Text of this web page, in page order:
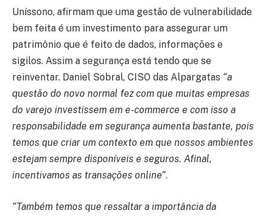
Uníssono, afirmam que uma gestão de vulnerabilidade
bem feita é um investimento para assegurar um
patrimônio que é feito de dados, informações e
sigilos. Assim a segurança está tendo que se
reinventar. Daniel Sobral, CISO das Alpargatas “a
questão do novo normal fez com que muitas empresas
do varejo investissem em e-commerce e com isso a
responsabilidade em segurança aumenta bastante, pois
temos que criar um contexto em que nossos ambientes
estejam sempre disponíveis e seguros. Afinal,
incentivamos as transações online”.
“Também temos que ressaltar a importância da